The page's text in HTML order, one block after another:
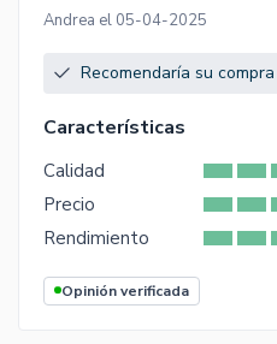
Andrea el 05-04-2025
Recomendaría su compra
Características
Calidad
Precio
Rendimiento
Opinión verificada